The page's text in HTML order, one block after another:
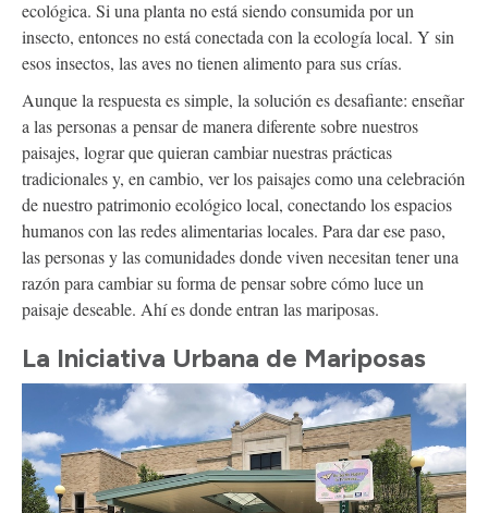
ecológica. Si una planta no está siendo consumida por un
insecto, entonces no está conectada con la ecología local. Y sin
esos insectos, las aves no tienen alimento para sus crías.
Aunque la respuesta es simple, la solución es desafiante: enseñar
a las personas a pensar de manera diferente sobre nuestros
paisajes, lograr que quieran cambiar nuestras prácticas
tradicionales y, en cambio, ver los paisajes como una celebración
de nuestro patrimonio ecológico local, conectando los espacios
humanos con las redes alimentarias locales. Para dar ese paso,
las personas y las comunidades donde viven necesitan tener una
razón para cambiar su forma de pensar sobre cómo luce un
paisaje deseable. Ahí es donde entran las mariposas.
La Iniciativa Urbana de Mariposas